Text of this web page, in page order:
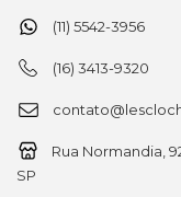
(11) 5542-3956
(16) 3413-9320
Rua Normandia,
SP